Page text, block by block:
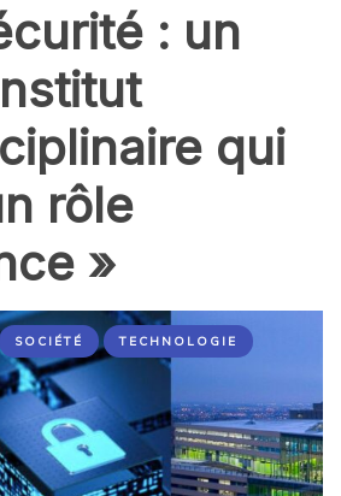
: un
qui
rôle
»
SOCIÉTÉ TECHNOLOGIE